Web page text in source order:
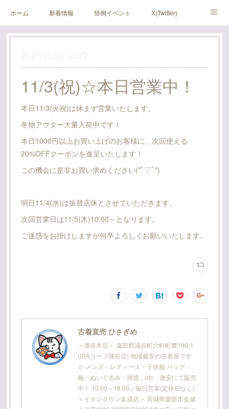
ホーム 新着情報 恒例イベント X(Twitter)
アメブロ Instagram
2020.11.03 02:09
11/3(祝)☆本日営業中！
本日11/3(火祝)は休まず営業いたします。
冬物アウター大量入荷中です！
本日1000円以上お買い上げのお客様に、次回使える
20%OFFクーポンを進呈いたします！
この機会に是非お買い求めください(*ﾟ▽ﾟ*)
明日11/4(水)は振替店休とさせていただきます。
次回営業日は11/5(木)10:00～となります。
ご迷惑をお掛けしますが何卒よろしくお願いいたします。
古着直売 ひさぎめ
＜涌谷本店＞ 遠田郡涌谷町六軒町裏199-1
(旧Aコープ涌谷店) 地域最安の古着屋です
☆ メンズ・レディース・子供服 バッグ・
靴・ぬいぐるみ・雑貨…etc 激安にて販売
中！ 10:00～18:00／毎日営業(定休日なし)
＜イオンタウン金成店＞ 宮城県栗原市金成